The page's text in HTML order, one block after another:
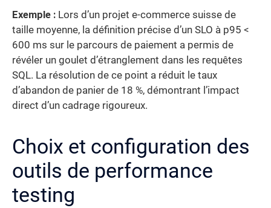
Exemple : Lors d’un projet e-commerce suisse de
taille moyenne, la définition précise d’un SLO à p95 <
600 ms sur le parcours de paiement a permis de
révéler un goulet d’étranglement dans les requêtes
SQL. La résolution de ce point a réduit le taux
d’abandon de panier de 18 %, démontrant l’impact
direct d’un cadrage rigoureux.
Choix et configuration des
outils de performance
testing